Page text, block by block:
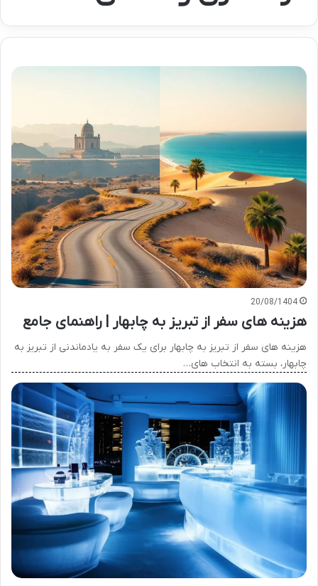
20/08/1404
هزینه های سفر از تبریز به چابهار | راهنمای جامع
هزینه های سفر از تبریز به چابهار برای یک سفر به یادماندنی از تبریز به
چابهار، بسته به انتخاب های…